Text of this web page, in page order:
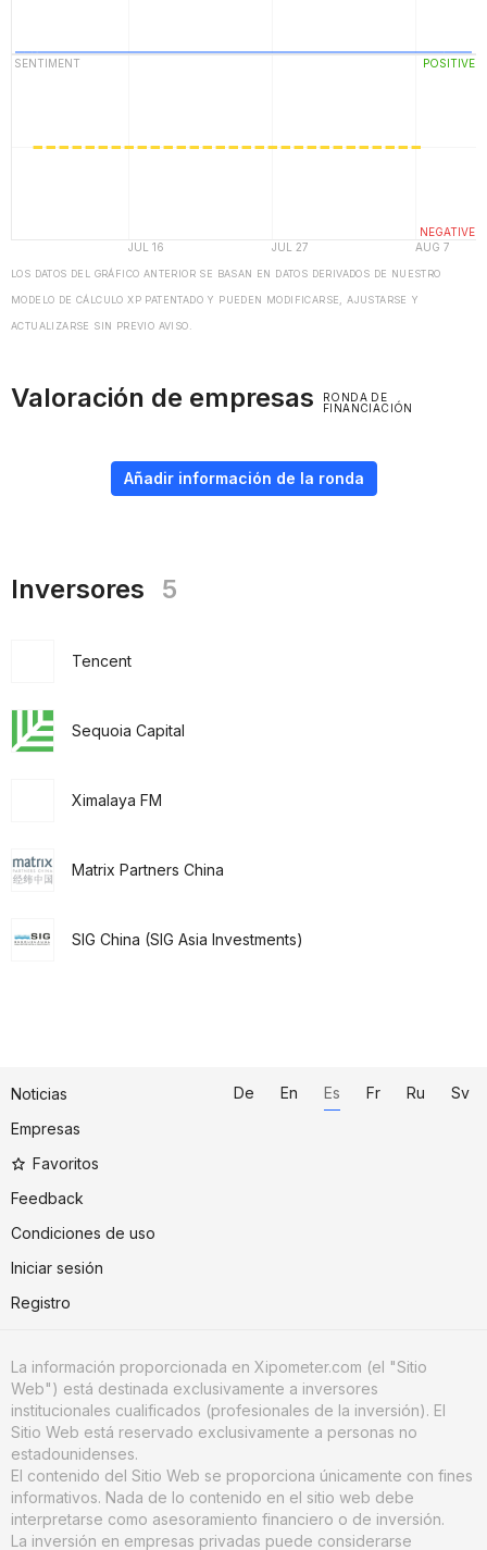
LOS DATOS DEL GRÁFICO ANTERIOR SE BASAN EN DATOS DERIVADOS DE NUESTRO
MODELO DE CÁLCULO XP PATENTADO Y PUEDEN MODIFICARSE, AJUSTARSE Y
ACTUALIZARSE SIN PREVIO AVISO.
Valoración de empresas
RONDA DE
FINANCIACIÓN
Añadir información de la ronda
Inversores 5
Tencent
Sequoia Capital
Ximalaya FM
Matrix Partners China
SIG China (SIG Asia Investments)
Noticias
Empresas
Favoritos
Feedback
Condiciones de uso
Iniciar sesión
Registro
De En Es Fr Ru Sv
La información proporcionada en Xipometer.com (el "Sitio
Web") está destinada exclusivamente a inversores
institucionales cualificados (profesionales de la inversión). El
Sitio Web está reservado exclusivamente a personas no
estadounidenses.
El contenido del Sitio Web se proporciona únicamente con fines
informativos. Nada de lo contenido en el sitio web debe
interpretarse como asesoramiento financiero o de inversión.
La inversión en empresas privadas puede considerarse